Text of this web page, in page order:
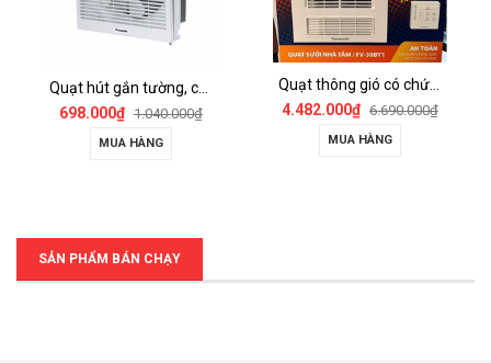
Quạt hút gắn tường, có màn che Panasonic - FV-15AUL
698.000₫ 1.040.000₫
MUA HÀNG
Quạt thông gió có chức năng sưởi ấm, dùng cho phòng tắm - FV-30BY1
4.482.000₫ 6.690.000₫
MUA HÀNG
SẢN PHẨM BÁN CHẠY